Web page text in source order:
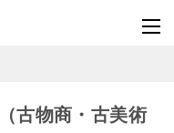
古物商・古美術